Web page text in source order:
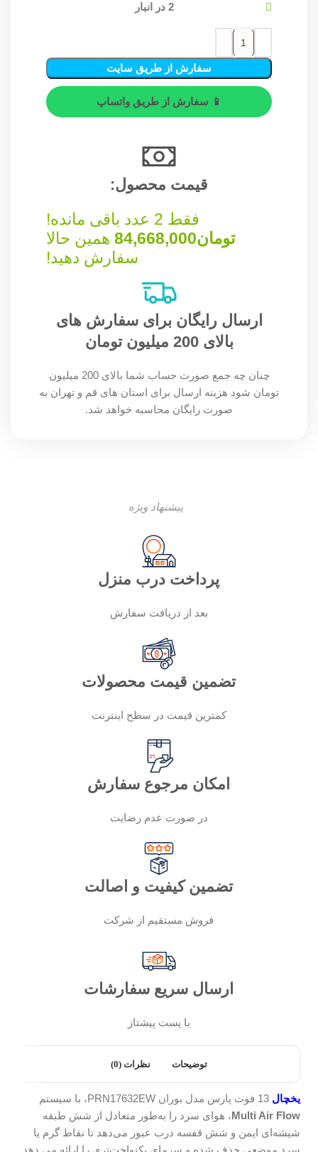
2 در انبار
سفارش از طریق سایت
📱 سفارش از طریق واتساپ
قیمت محصول:​
فقط 2 عدد باقی مانده!
تومان84,668,000 همین حالا
سفارش دهید!
ارسال رایگان برای سفارش های
بالای 200 میلیون تومان
چنان چه جمع صورت حساب شما بالای 200 میلیون
تومان شود هزینه ارسال برای استان های قم و تهران به
صورت رایگان محاسبه خواهد شد.
پیشنهاد ویژه
پرداخت درب منزل
بعد از دریافت سفارش
تضمین قیمت محصولات
کمترین قیمت در سطح اینترنت
امکان مرجوع سفارش
در صورت عدم رضایت
تضمین کیفیت و اصالت
فروش مستقیم از شرکت
ارسال سریع سفارشات
با پست پیشتاز
توضیحات نظرات (0)
یخچال
Multi Air Flow، هوای سرد را به‌طور متعادل از شش طبقه
شیشه‌ای ایمن و شش قفسه درب عبور می‌دهد تا نقاط گرم یا
سرد موضعی حذف شده و سرمای یکنواخت‌تری را ارائه می دهد.